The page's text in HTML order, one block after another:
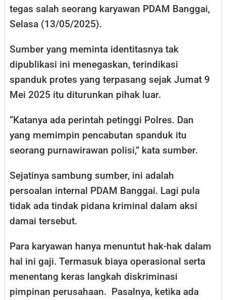
tegas salah seorang karyawan PDAM Banggai,
Selasa (13/05/2025).
Sumber yang meminta identitasnya tak
dipublikasi ini menegaskan, terindikasi
spanduk protes yang terpasang sejak Jumat 9
Mei 2025 itu diturunkan pihak luar.
“Katanya ada perintah petinggi Polres. Dan
yang memimpin pencabutan spanduk itu
seorang purnawirawan polisi,” kata sumber.
Sejatinya sambung sumber, ini adalah
persoalan internal PDAM Banggai. Lagi pula
tidak ada tindak pidana kriminal dalam aksi
damai tersebut.
Para karyawan hanya menuntut hak-hak dalam
hal ini gaji. Termasuk biaya operasional serta
menentang keras langkah diskriminasi
pimpinan perusahaan. Pasalnya, ketika ada